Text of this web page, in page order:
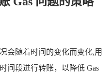
会随着时间的变化而变化,用
间段进行转账，以降低 Gas